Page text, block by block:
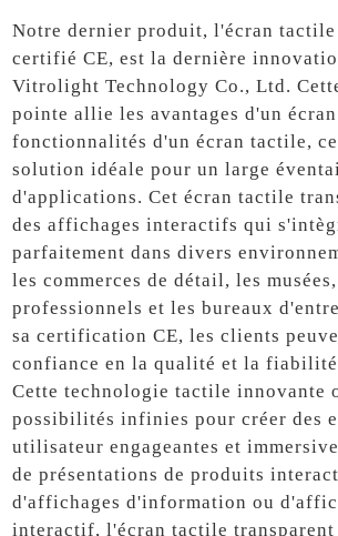
Notre dernier produit, l'écran tactile
certifié CE, est la dernière
Vitrolight Technology Co., Ltd.
pointe allie les avantages d'un
fonctionnalités d'un écran tactile,
solution idéale pour un large
d'applications. Cet écran tactile
des affichages interactifs qui
parfaitement dans divers
les commerces de détail, les
professionnels et les bureaux
sa certification CE, les clients
confiance en la qualité et la
Cette technologie tactile innovante
possibilités infinies pour créer des
utilisateur engageantes et
de présentations de produits
d'affichages d'information ou
interactif, l'écran tactile transparent